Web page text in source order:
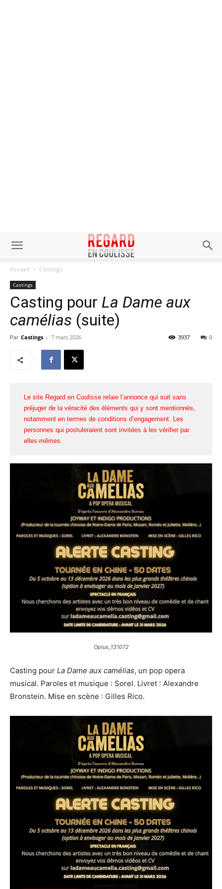
Accueil Castings
Castings
Casting pour La Dame aux
camélias (suite)
Par Castings - 7 mars 2026 0
3937
Le site Regard en Coulisse relaie l’annonce qui suit sans
préjuger de la véracité des éléments qui y sont mentionnés,
notamment en termes de conditions d’engagement. Les
personnes qui postuleraient sont invitées à les vérifier par
elles-mêmes.
Oplus_131072
Casting pour La Dame aux camélias, un pop opera
musical. Paroles et musique : Sorel. Livret : Alexandre
Bronstein. Mise en scène : Gilles Rico.